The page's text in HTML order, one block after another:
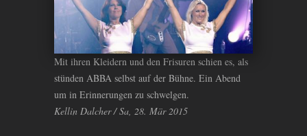
Mit ihren Kleidern und den Frisuren schien es, als
stünden ABBA selbst auf der Bühne. Ein Abend
um in Erinnerungen zu schwelgen.
Kellin Dalcher / Sa, 28. Mär 2015